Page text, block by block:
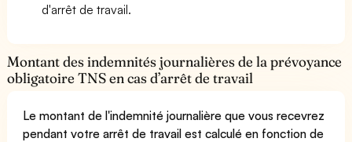
d'arrêt de travail.
Montant des indemnités journalières de la prévoyance
obligatoire TNS en cas d’arrêt de travail
Le montant de l'indemnité journalière que vous recevrez
pendant votre arrêt de travail est calculé en fonction de